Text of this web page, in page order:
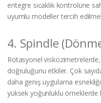
entegre sıcaklık kontrolüne
uyumlu modeller tercih
4. Spindle
Rotasyonel
doğruluğunu etkiler. Çok
daha geniş uygulama
yüksek yoğunluklu örneklerde